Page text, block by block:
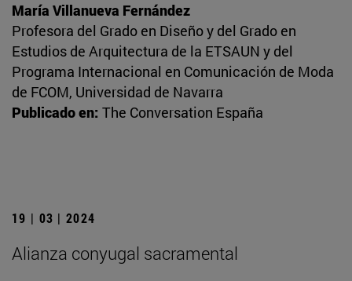
María Villanueva Fernández
Profesora del Grado en Diseño y del Grado en
Estudios de Arquitectura de la ETSAUN y del
Programa Internacional en Comunicación de Moda
de FCOM, Universidad de Navarra
Publicado en: The Conversation España
19 | 03 | 2024
Alianza conyugal sacramental